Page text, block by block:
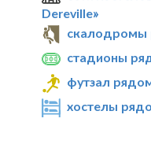
Dereville»
скалодромы
стадионы
футзал
хостелы